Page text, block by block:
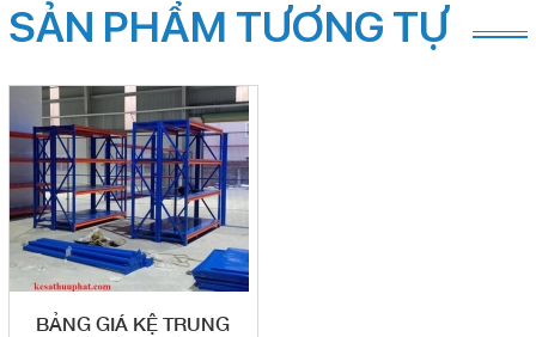
SẢN PHẨM TƯƠNG TỰ
BẢNG GIÁ KỆ TRUNG